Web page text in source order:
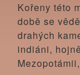
Kořeny této
době se
drahých
indiáni,